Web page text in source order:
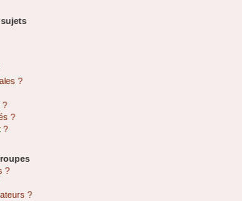
?
?
?
?
?
?